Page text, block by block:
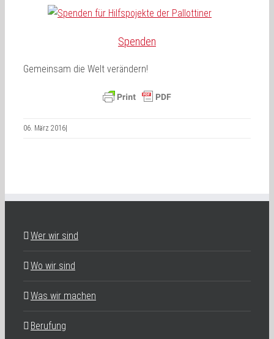
Spenden
Gemeinsam die Welt verändern!
06. März 2016
Wer wir sind
Wo wir sind
Was wir machen
Berufung